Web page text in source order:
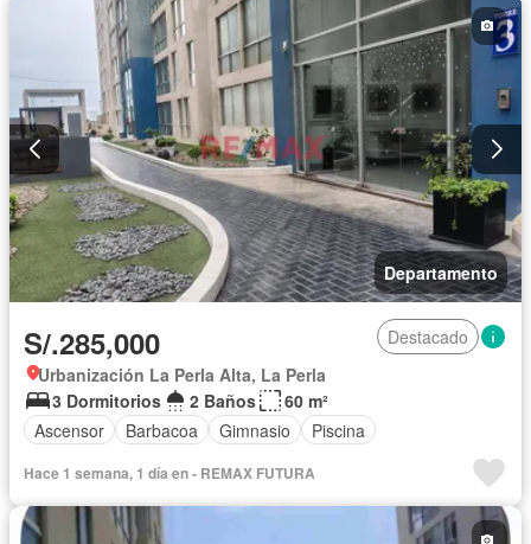
Departamento
S/.285,000
Destacado
Urbanización La Perla Alta, La Perla
3 Dormitorios
2 Baños
60 m²
Ascensor
Barbacoa Gimnasio Piscina
Hace 1 semana, 1 día en - REMAX FUTURA